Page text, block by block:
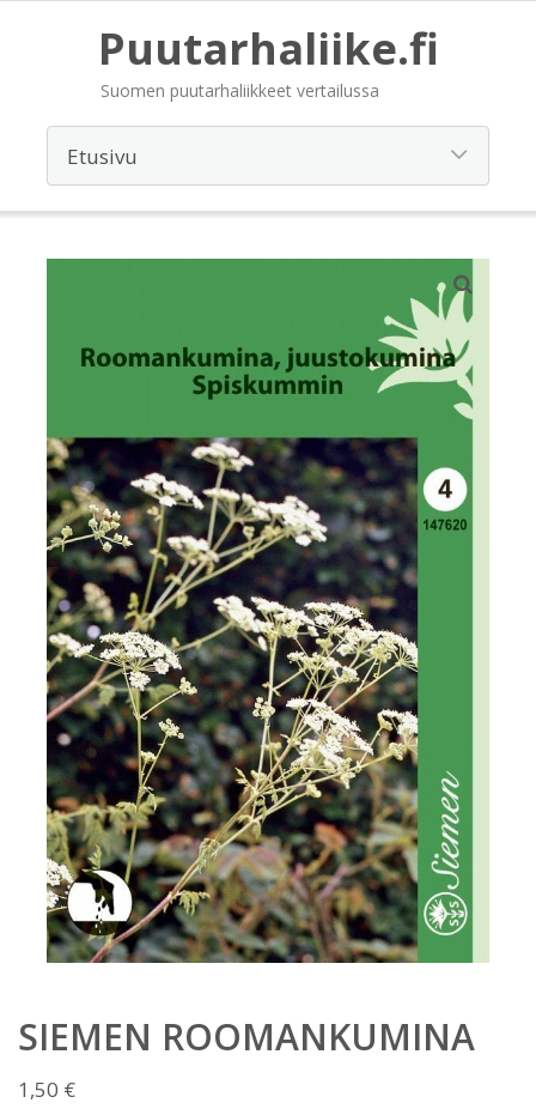
Puutarhaliike.fi
Suomen puutarhaliikkeet vertailussa
SIEMEN ROOMANKUMINA
1,50 €